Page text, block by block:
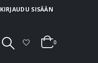
KIRJAUDU SISÄÄN
0